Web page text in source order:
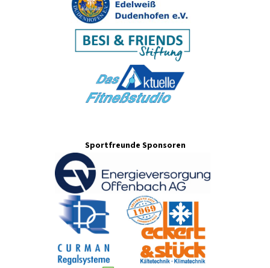
Sportfreunde Sponsoren